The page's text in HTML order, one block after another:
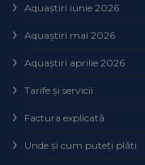
Aquaștiri iunie 2026
Aquaștiri mai 2026
Aquaștiri aprilie 2026
Tarife și servicii
Factura explicată
Unde și cum puteţi plăti